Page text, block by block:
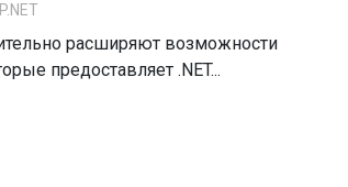
расширяют возможности
предоставляет .NET...